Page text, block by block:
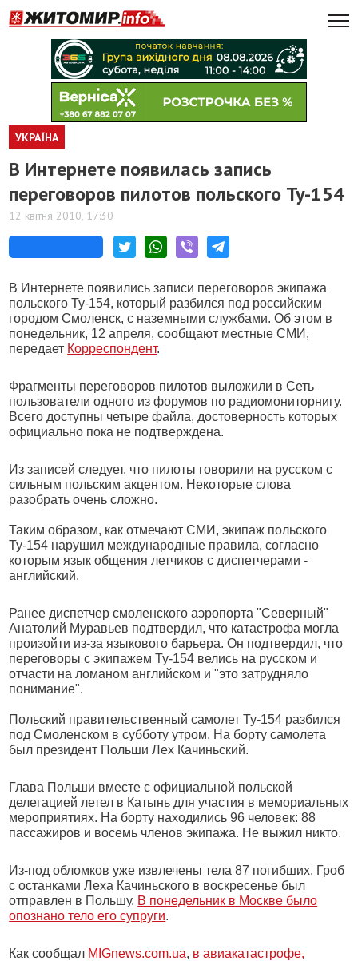
УКРАЇНА
В Интернете появилась запись
переговоров пилотов польского Ту-154
12 квітня 2010, 17:30
В Интернете появились записи переговоров экипажа
польского Ту-154, который разбился под российским
городом Смоленск, с наземными службами. Об этом в
понедельник, 12 апреля, сообщают местные СМИ,
передает Корреспондент.
Фрагменты переговоров пилотов выложили в Сеть
пользователи одного из форумов по радиомониторнигу.
Всего доступны четыре файла, достоверность которых
официально пока не подтверждена.
Из записей следует, что пилоты говорили на русском с
сильным польским акцентом. Некоторые слова
разобрать очень сложно.
Таким образом, как отмечают СМИ, экипаж польского
Ту-154 нарушил международные правила, согласно
которым язык общения летчиков с диспетчерами -
английский.
Ранее диспетчер смоленского аэропорта "Северный"
Анатолий Муравьев подтвердил, что катастрофа могла
произойти из-за языкового барьера. Он подтвердил, что
переговоры с экипажем Ту-154 велись на русском и
отчасти на ломаном английском и "это затрудняло
понимание".
Польский правительственный самолет Ту-154 разбился
под Смоленском в субботу утром. На борту самолета
был президент Польши Лех Качиньский.
Глава Польши вместе с официальной польской
делегацией летел в Катынь для участия в мемориальных
мероприятиях. На борту находились 96 человек: 88
пассажиров и восемь членов экипажа. Не выжил никто.
Из-под обломков уже извлечены тела 87 погибших. Гроб
с останками Леха Качиньского в воскресенье был
отправлен в Польшу. В понедельник в Москве было
опознано тело его супруги.
Как сообщал MIGnews.com.ua, в авиакатастрофе,